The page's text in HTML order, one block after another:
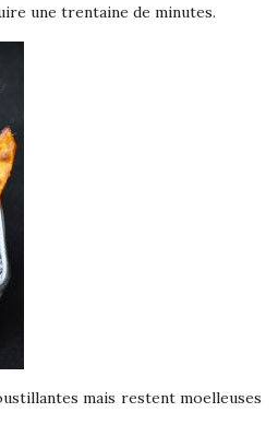
une trentaine de minutes.
mais restent moelleuses